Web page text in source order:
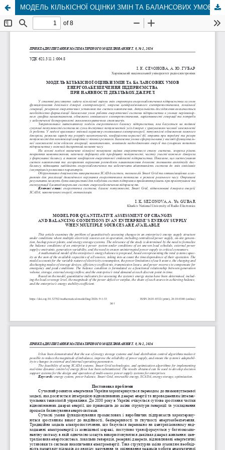
МОДЕЛЬ КІЛЬКІСНОЇ ОЦІНКИ ЗМІН ТА БАЛАНСОВИХ УМОВ ЕНЕРГОЗАБЕЗПЕЧЕННЯ ПІДПРИЄМСТВА ПРИ НАЯВНОСТІ ДЕКІЛЬКОХ ДЖЕРЕЛ